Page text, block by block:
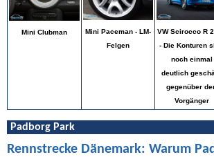
Mini Clubman
Mini Paceman - LM-
Felgen
VW Scirocco R
- Die Konturen
noch einmal
deutlich
gegenüber
Vorgänger
Padborg Park
Rennstrecke Dänemark: Warum